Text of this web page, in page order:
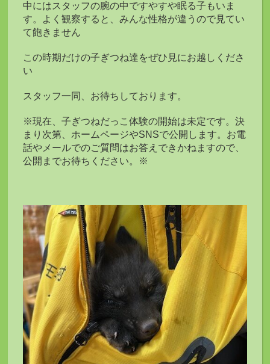
中にはスタッフの腕の中ですやすや眠る子もいま
す。よく観察すると、みんな性格が違うので見てい
て飽きません
この時期だけの子ぎつね達をぜひ見にお越しくださ
い
スタッフ一同、お待ちしております。
※現在、子ぎつねだっこ体験の開始は未定です。決
まり次第、ホームページやSNSで公開します。お電
話やメールでのご質問はお答えできかねますので、
公開までお待ちください。※